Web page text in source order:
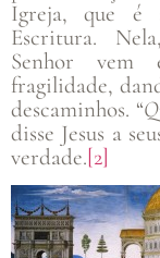
Igreja, que é
Escritura.
Senhor vem
fragilidade,
descaminhos. “
disse Jesus a
verdade.[2]